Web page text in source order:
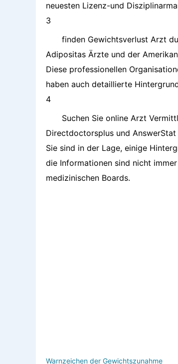
neuesten Lizenz-und
3
finden Gewichtsverlust Arzt
Adipositas Ärzte und der
Diese professionellen
haben auch detaillierte
4
Suchen Sie online Arzt
Directdoctorsplus und
Sie sind in der Lage, einige
die Informationen sind nicht
medizinischen Boards.
Warnzeichen der Gewichtszunahme